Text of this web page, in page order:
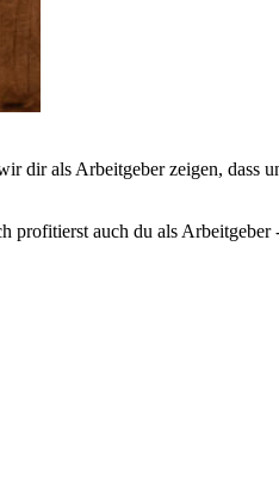
dir als Arbeitgeber zeigen, dass
profitierst auch du als Arbeitgeber